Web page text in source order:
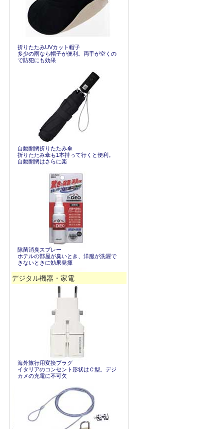
折りたたみUVカット帽子
多少の雨なら帽子が便利。両手が空くの
で防犯にも効果
自動開閉折りたたみ傘
折りたたみ傘も1本持って行くと便利。
自動開閉はさらに楽
除菌消臭スプレー
ホテルの部屋が臭いとき、洋服が洗濯で
きないときに効果発揮
デジタル機器・家電
海外旅行用変換プラグ
イタリアのコンセント形状はＣ型。デジ
カメの充電に不可欠